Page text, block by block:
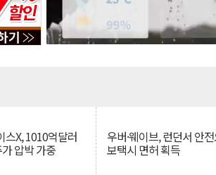
스X, 1010억달러
압박 가중
우버·웨이브, 런던서 안
보택시 면허 획득